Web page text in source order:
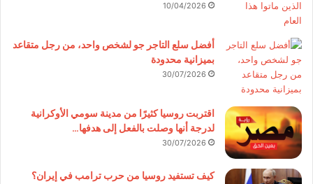
10/04/2026
أفضل سلع التاجر جو لشخص واحد، من رجل متقاعد
بميزانية محدودة
30/07/2026
اقتربت روسيا كثيرًا من مدينة سومي الأوكرانية
لدرجة أنها وصلت بالفعل إلى هدفها…
30/07/2026
كيف تستفيد روسيا من حرب ترامب في إيران؟